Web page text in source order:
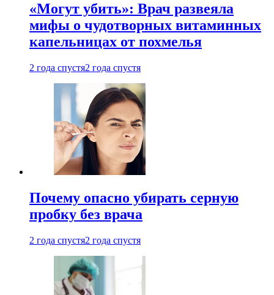
«Могут убить»: Врач развеяла
мифы о чудотворных витаминных
капельницах от похмелья
2 года спустя2 года спустя
Почему опасно убирать серную
пробку без врача
2 года спустя2 года спустя